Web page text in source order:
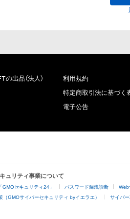
の出品（法人）
利用規約
特定商取引法に基づく
電子公告
ュリティ事業について
セキュリティ24」 パスワード漏洩診断 Web
（GMOサイバーセキュリティ byイエラエ） サイバ